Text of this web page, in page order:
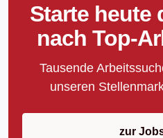
Starte heute
nach Top-
Tausende
unseren
zur